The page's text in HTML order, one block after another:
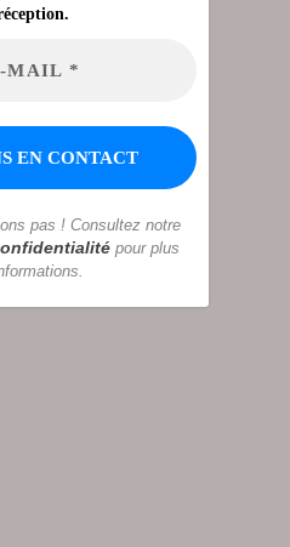
pas ! Consultez notre
pour plus